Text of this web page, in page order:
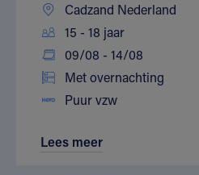
Cadzand Nederland
15 - 18 jaar
09/08 - 14/08
Met overnachting
Puur vzw
Lees meer